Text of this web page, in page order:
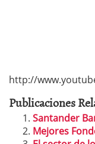
http://
Publicaciones
Santander
Mejores